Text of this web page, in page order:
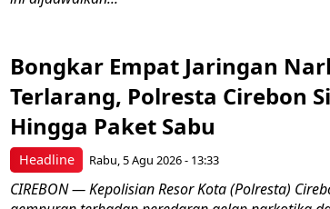
Headline
Bongkar Empat Jaringan
Terlarang, Polresta Cirebon
Hingga Paket Sabu
Rabu, 5 Agu 2026 - 13:33
​CIREBON — Kepolisian Resor Kota (Polresta)